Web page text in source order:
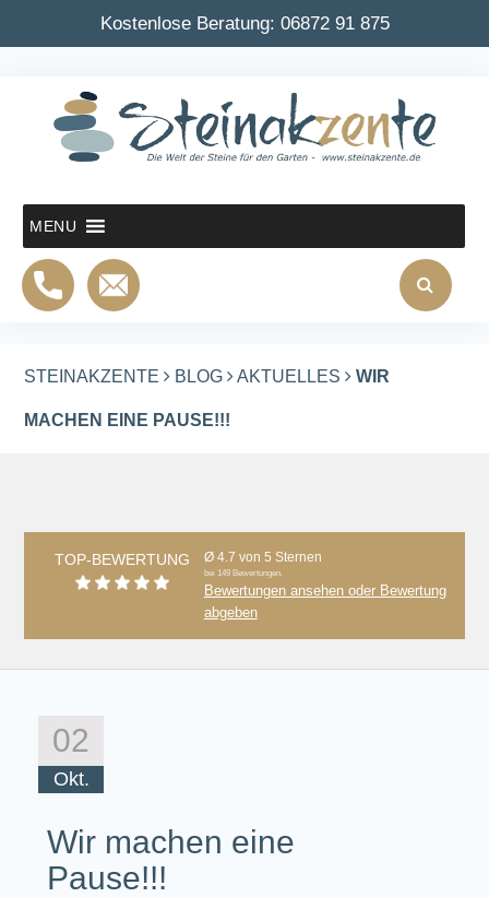
Kostenlose Beratung: 06872 91 875
MENU
STEINAKZENTE BLOG AKTUELLES WIR
MACHEN EINE PAUSE!!!
TOP-BEWERTUNG Ø 4.7 von 5 Sternen
bei 149 Bewertungen.
Bewertungen ansehen oder Bewertung
abgeben
02
Okt.
Wir machen eine
Pause!!!